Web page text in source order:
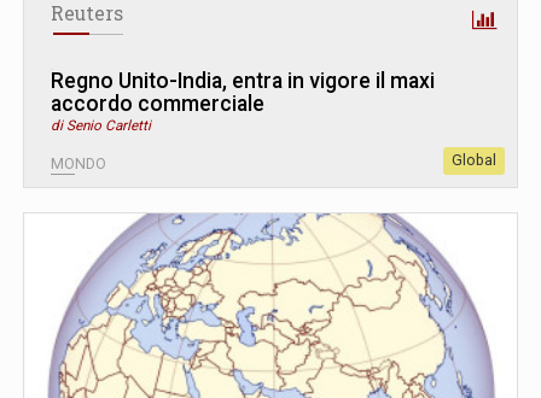
Reuters
Regno Unito-India, entra in vigore il maxi
accordo commerciale
di Senio Carletti
MONDO Global